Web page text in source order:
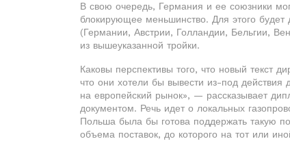
В свою очередь, Германия и ее союзники
блокирующее меньшинство. Для этого будет
(Германии, Австрии, Голландии, Бельгии,
из вышеуказанной тройки.
Каковы перспективы того, что новый текст
что они хотели бы вывести из-под
на европейский рынок», — рассказывает
документом. Речь идет о локальных
Польша была бы готова поддержать такую
объема поставок, до которого на тот или